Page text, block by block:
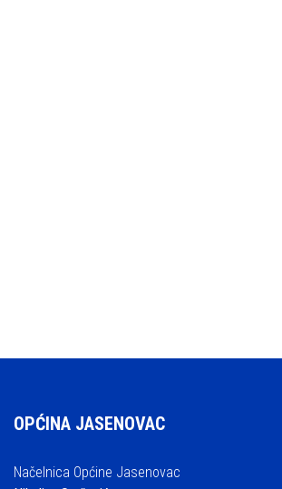
OPĆINA JASENOVAC
Načelnica Općine Jasenovac